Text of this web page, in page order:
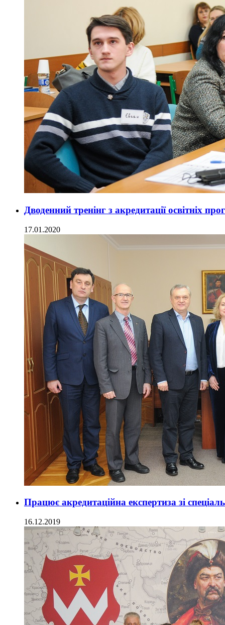
Дводенний тренінг з акредитації освітніх
17.01.2020
Працює акредитаційна експертиза зі
16.12.2019